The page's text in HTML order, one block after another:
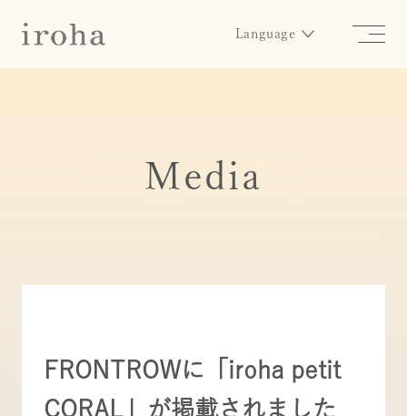
Language
Media
FRONTROWに「iroha petit
CORAL」が掲載されました